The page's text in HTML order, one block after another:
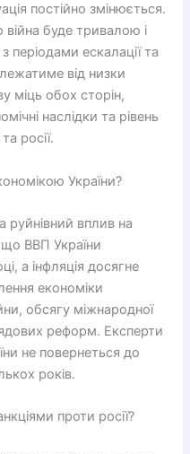
постійно змінюється.
буде тривалою і
ескалації та
від низки
міць обох сторін,
наслідки та рівень
росії.
України?
руйнівний вплив на
що ВВП України
а інфляція досягне
економіки
обсягу міжнародної
реформ. Експерти
не повернеться до
років.
проти росії?